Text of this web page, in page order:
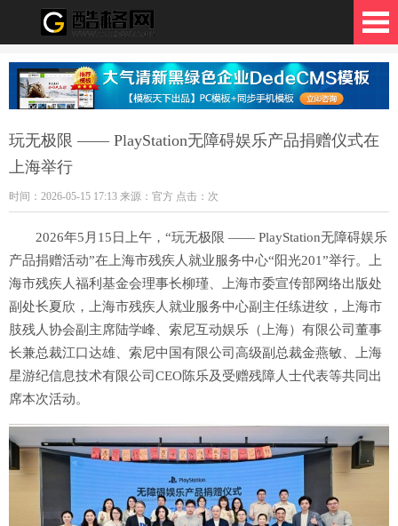
格网
玩无极限 —— PlayStation无障碍娱乐产品捐赠仪式在
上海举行
时间：2026-05-15 17:13 来源：官方 点击： 次
2026年5月15日上午，“玩无极限 —— PlayStation无障碍娱乐
产品捐赠活动”在上海市残疾人就业服务中心“阳光201”举行。上
海市残疾人福利基金会理事长柳瑾、上海市委宣传部网络出版处
副处长夏欣，上海市残疾人就业服务中心副主任练进纹，上海市
肢残人协会副主席陆学峰、索尼互动娱乐（上海）有限公司董事
长兼总裁江口达雄、索尼中国有限公司高级副总裁金燕敏、上海
星游纪信息技术有限公司CEO陈乐及受赠残障人士代表等共同出
席本次活动。